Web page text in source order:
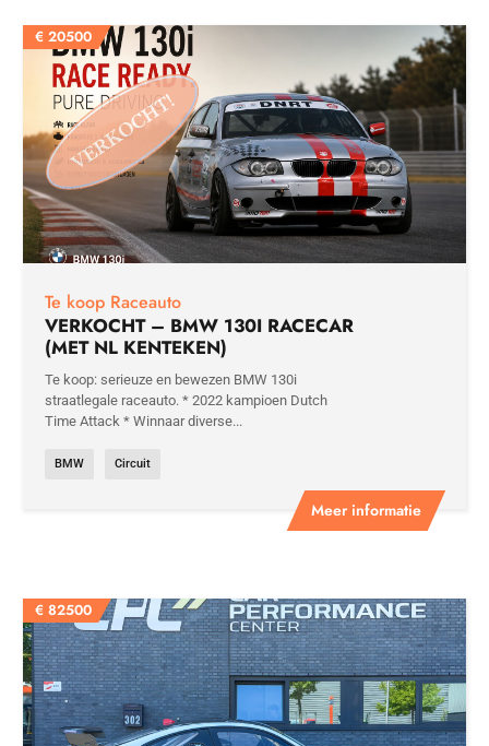
€ 20500
Meer informatie
Te koop Raceauto
VERKOCHT – BMW 130I RACECAR
(MET NL KENTEKEN)
Te koop: serieuze en bewezen BMW 130i
straatlegale raceauto. * 2022 kampioen Dutch
Time Attack * Winnaar diverse...
BMW Circuit
€ 82500